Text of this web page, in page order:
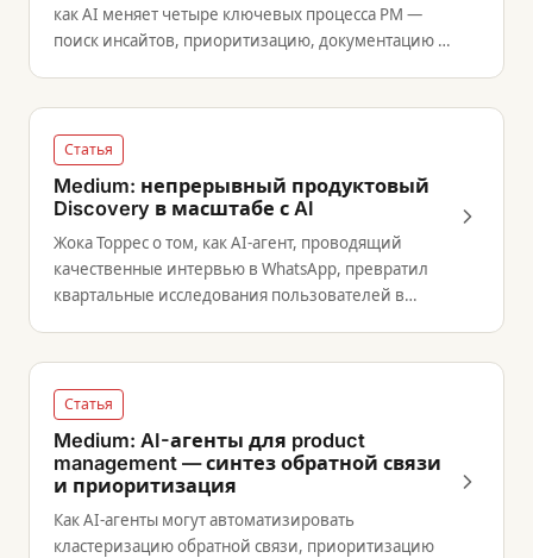
как AI меняет четыре ключевых процесса PM —
поиск инсайтов, приоритизацию, документацию и
Статья
Medium: непрерывный продуктовый
Discovery в масштабе с AI
Жока Торрес о том, как AI-агент, проводящий
качественные интервью в WhatsApp, превратил
квартальные исследования пользователей в
Статья
Medium: AI-агенты для product
management — синтез обратной связи
и приоритизация
Как AI-агенты могут автоматизировать
кластеризацию обратной связи, приоритизацию